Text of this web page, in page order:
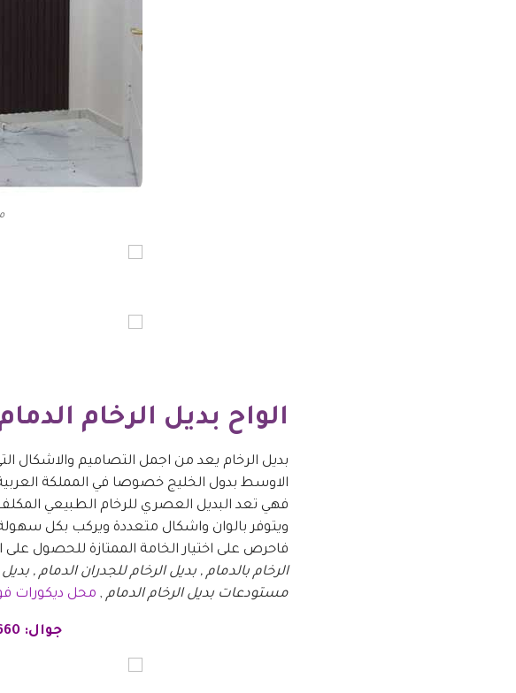
الواح بديل الرخام
بديل الرخام يعد من اجمل التصاميم والاشكال
الاوسط بدول الخليج خصوصا في المملكة
فهي تعد البديل العصري للرخام الطبيعي
ويتوفر بالوان واشكال متعددة ويركب بكل سهولة
فاحرص على اختيار الخامة الممتازة للحصول
مستودعات بديل الرخام الدمام , محل ديكورات
جوال: